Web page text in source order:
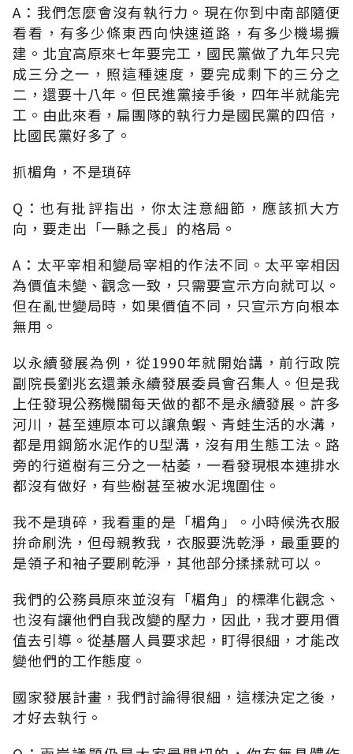
A：我們怎麼會沒有執行力。現在你到中南部隨便
看看，有多少條東西向快速道路，有多少機場擴
建。北宜高原來七年要完工，國民黨做了九年只完
成三分之一，照這種速度，要完成剩下的三分之
二，還要十八年。但民進黨接手後，四年半就能完
工。由此來看，扁團隊的執行力是國民黨的四倍，
比國民黨好多了。
抓楣角，不是瑣碎
Q：也有批評指出，你太注意細節，應該抓大方
向，要走出「一縣之長」的格局。
A：太平宰相和變局宰相的作法不同。太平宰相因
為價值未變、觀念一致，只需要宣示方向就可以。
但在亂世變局時，如果價值不同，只宣示方向根本
無用。
以永續發展為例，從1990年就開始講，前行政院
副院長劉兆玄還兼永續發展委員會召集人。但是我
上任發現公務機關每天做的都不是永續發展。許多
河川，甚至連原本可以讓魚蝦、青蛙生活的水溝，
都是用鋼筋水泥作的U型溝，沒有用生態工法。路
旁的行道樹有三分之一枯萎，一看發現根本連排水
都沒有做好，有些樹甚至被水泥塊圍住。
我不是瑣碎，我看重的是「楣角」。小時候洗衣服
拚命刷洗，但母親教我，衣服要洗乾淨，最重要的
是領子和袖子要刷乾淨，其他部分揉揉就可以。
我們的公務員原來並沒有「楣角」的標準化觀念、
也沒有讓他們自我改變的壓力，因此，我才要用價
值去引導。從基層人員要求起，盯得很細，才能改
變他們的工作態度。
國家發展計畫，我們討論得很細，這樣決定之後，
才好去執行。